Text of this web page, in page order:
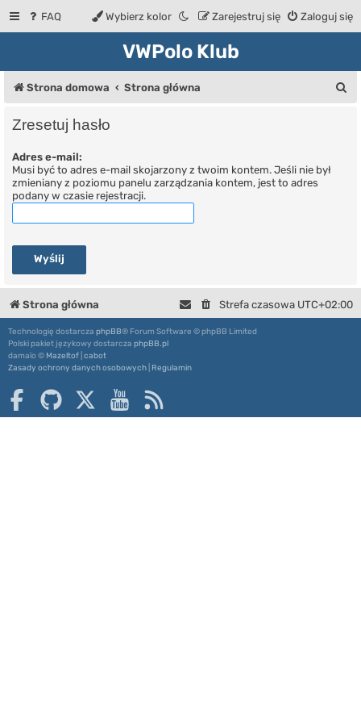
FAQ Zaloguj się
Zarejestruj się
Wybierz kolor
VWPolo Klub
Strona domowa Strona główna
Zresetuj hasło
Adres e-mail:
Musi być to adres e-mail skojarzony z twoim kontem. Jeśli nie był
zmieniany z poziomu panelu zarządzania kontem, jest to adres
podany w czasie rejestracji.
Strona główna Strefa czasowa UTC+02:00
Technologię dostarcza phpBB® Forum Software © phpBB Limited
Polski pakiet językowy dostarcza phpBB.pl
damaïo © Mazeltof cabot
Zasady ochrony danych osobowych
Regulamin